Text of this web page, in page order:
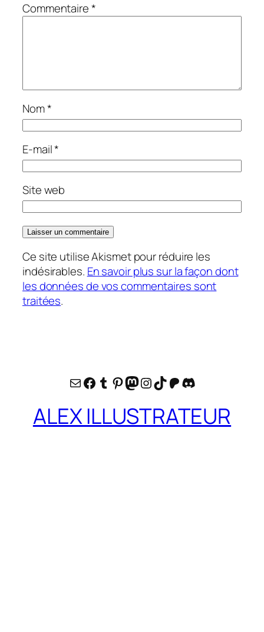
Commentaire*
Nom*
E-mail*
Site web
Ce site utilise Akismet pour réduire les
indésirables. En savoir plus sur la façon dont
les données de vos commentaires sont
traitées.
E-mailFacebook
Tumblr
Pinterest
Mastodon
Instagram
TikTok
Patreon
Discord
ALEX ILLUSTRATEUR